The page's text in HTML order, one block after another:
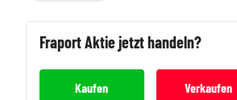
FraportAktie jetzt handeln?
Kaufen Verkaufen